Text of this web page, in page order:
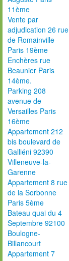
11ème
Vente par
adjudication 26 rue
de Romainville
Paris 19ème
Enchères rue
Beaunier Paris
14ème.
Parking 208
avenue de
Versailles Paris
16ème
Appartement 212
bis boulevard de
Galliéni 92390
Villeneuve-la-
Garenne
Appartement 8 rue
de la Sorbonne
Paris 5ème
Bateau quai du 4
Septembre 92100
Boulogne-
Billancourt
Appartement 7